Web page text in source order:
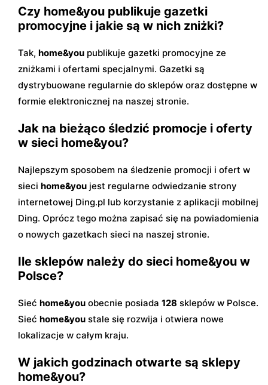
Czy home&you publikuje gazetki
promocyjne i jakie są w nich zniżki?
Tak, home&you publikuje gazetki promocyjne ze
zniżkami i ofertami specjalnymi. Gazetki są
dystrybuowane regularnie do sklepów oraz dostępne w
formie elektronicznej na naszej stronie.
Jak na bieżąco śledzić promocje i oferty
w sieci home&you?
Najlepszym sposobem na śledzenie promocji i ofert w
sieci home&you jest regularne odwiedzanie strony
internetowej Ding.pl lub korzystanie z aplikacji mobilnej
Ding. Oprócz tego można zapisać się na powiadomienia
o nowych gazetkach sieci na naszej stronie.
Ile sklepów należy do sieci home&you w
Polsce?
Sieć home&you obecnie posiada 128 sklepów w Polsce.
Sieć home&you stale się rozwija i otwiera nowe
lokalizacje w całym kraju.
W jakich godzinach otwarte są sklepy
home&you?